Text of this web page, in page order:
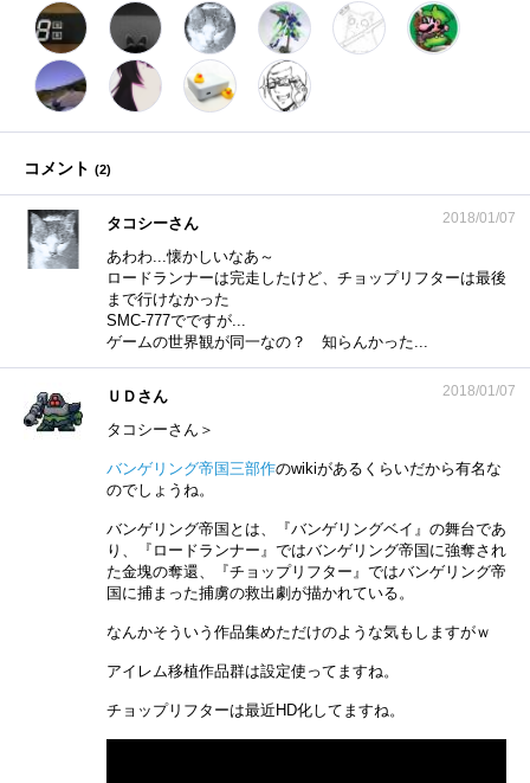
コメント (2)
タコシーさん 2018/01/07
あわわ...懐かしいなあ～
ロードランナーは完走したけど、チョップリフターは最後
まで行けなかった
SMC-777でですが...
ゲームの世界観が同一なの？ 知らんかった...
ＵＤさん 2018/01/07
タコシーさん＞
バンゲリング帝国三部作のwikiがあるくらいだから有名な
のでしょうね。
バンゲリング帝国とは、『バンゲリングベイ』の舞台であ
り、『ロードランナー』ではバンゲリング帝国に強奪され
た金塊の奪還、『チョップリフター』ではバンゲリング帝
国に捕まった捕虜の救出劇が描かれている。
なんかそういう作品集めただけのような気もしますがｗ
アイレム移植作品群は設定使ってますね。
チョップリフターは最近HD化してますね。